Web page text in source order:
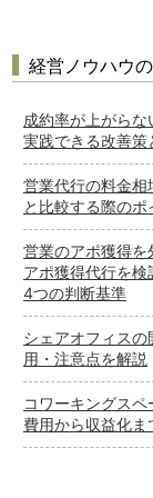
経営ノウハウ
成約率が上がら
実践できる改善策
営業代行の料金相
と比較する際のポ
営業のアポ獲得を
アポ獲得代行を
4つの判断基準
シェアオフィス
用・注意点を解説
コワーキングス
費用から収益化ま